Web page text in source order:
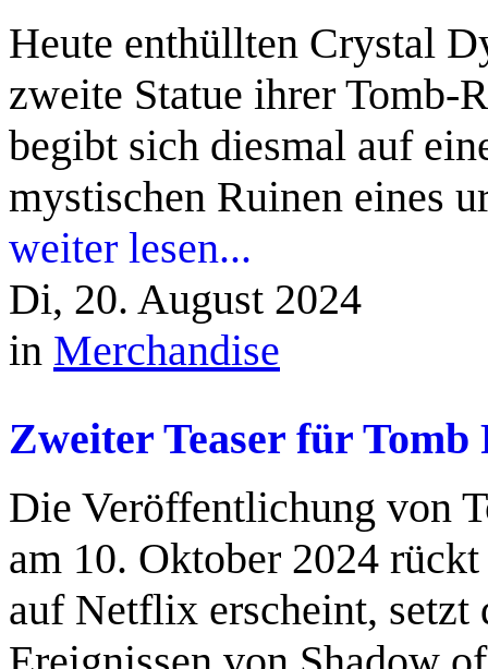
Heute enthüllten Crystal
zweite Statue ihrer Tomb-
begibt sich diesmal auf
mystischen Ruinen eines
weiter lesen...
Di, 20. August 2024
in Merchandise
Zweiter Teaser für
Die Veröffentlichung von
am 10. Oktober 2024
auf Netflix erscheint, setzt